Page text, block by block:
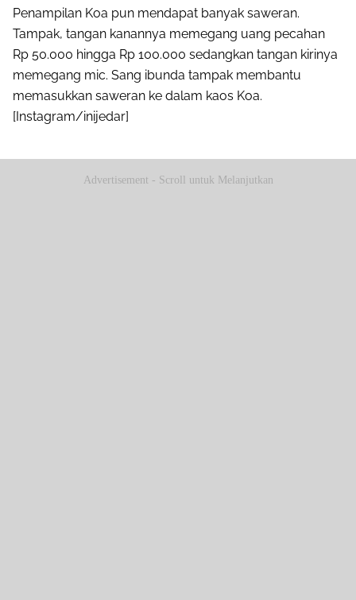
Penampilan Koa pun mendapat banyak saweran.
Tampak, tangan kanannya memegang uang pecahan
Rp 50.000 hingga Rp 100.000 sedangkan tangan kirinya
memegang mic. Sang ibunda tampak membantu
memasukkan saweran ke dalam kaos Koa.
[Instagram/inijedar]
Advertisement - Scroll untuk Melanjutkan